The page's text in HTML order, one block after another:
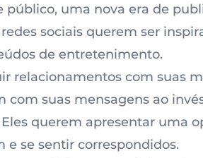
público, uma nova era de
sociais querem ser
de entretenimento.
relacionamentos com suas
com suas mensagens ao
querem apresentar uma
e se sentir correspondidos.